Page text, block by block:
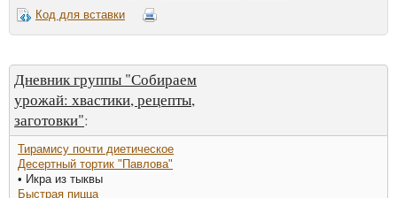
Код для вставки
Дневник группы "Собираем
урожай: хвастики, рецепты,
заготовки":
Тирамису почти диетическое
Десертный тортик "Павлова"
• Икра из тыквы
Быстрая пицца